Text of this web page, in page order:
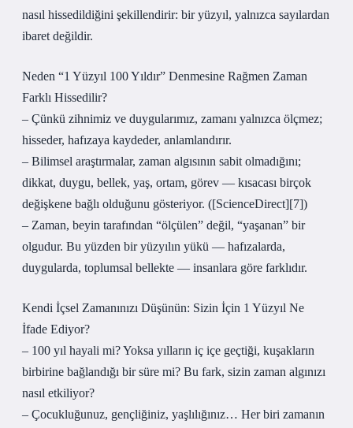
nasıl hissedildiğini şekillendirir: bir yüzyıl, yalnızca sayılardan
ibaret değildir.
Neden “1 Yüzyıl 100 Yıldır” Denmesine Rağmen Zaman
Farklı Hissedilir?
– Çünkü zihnimiz ve duygularımız, zamanı yalnızca ölçmez;
hisseder, hafızaya kaydeder, anlamlandırır.
– Bilimsel araştırmalar, zaman algısının sabit olmadığını;
dikkat, duygu, bellek, yaş, ortam, görev — kısacası birçok
değişkene bağlı olduğunu gösteriyor. ([ScienceDirect][7])
– Zaman, beyin tarafından “ölçülen” değil, “yaşanan” bir
olgudur. Bu yüzden bir yüzyılın yükü — hafızalarda,
duygularda, toplumsal bellekte — insanlara göre farklıdır.
Kendi İçsel Zamanınızı Düşünün: Sizin İçin 1 Yüzyıl Ne
İfade Ediyor?
– 100 yıl hayali mi? Yoksa yılların iç içe geçtiği, kuşakların
birbirine bağlandığı bir süre mi? Bu fark, sizin zaman algınızı
nasıl etkiliyor?
– Çocukluğunuz, gençliğiniz, yaşlılığınız… Her biri zamanın